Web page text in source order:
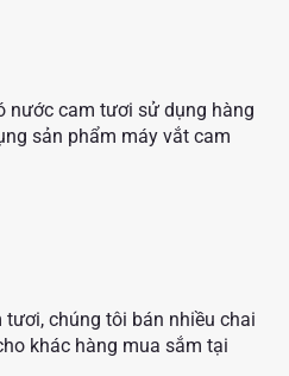
nước cam tươi sử dụng hàng
sản phẩm máy vắt cam
chúng tôi bán nhiều chai
khác hàng mua sắm tại